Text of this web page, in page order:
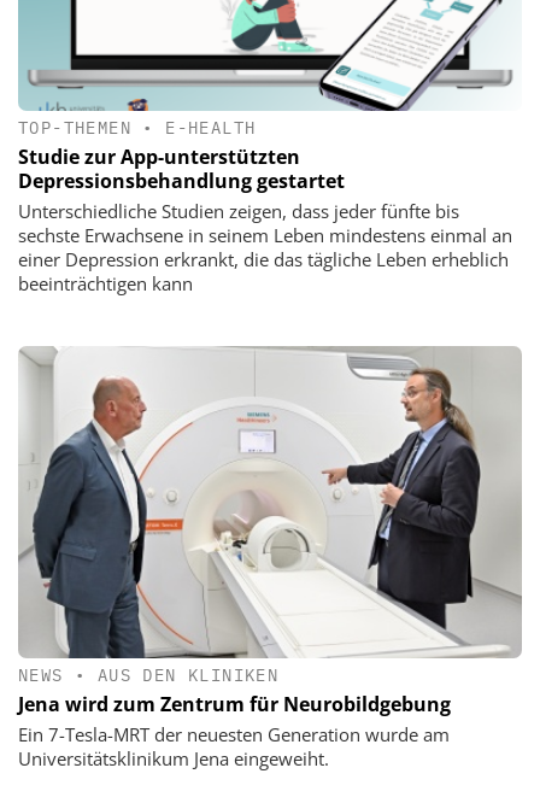
TOP-THEMEN • E-HEALTH
Studie zur App-unterstützten
Depressionsbehandlung gestartet
Unterschiedliche Studien zeigen, dass jeder fünfte bis
sechste Erwachsene in seinem Leben mindestens einmal an
einer Depression erkrankt, die das tägliche Leben erheblich
beeinträchtigen kann
NEWS • AUS DEN KLINIKEN
Jena wird zum Zentrum für Neurobildgebung
Ein 7-Tesla-MRT der neuesten Generation wurde am
Universitätsklinikum Jena eingeweiht.